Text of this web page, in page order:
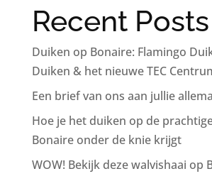
Recent Posts
Duiken op Bonaire: Flamingo
Duiken & het nieuwe TEC
Een brief van ons aan jullie
Hoe je het duiken op de
Bonaire onder de knie krijgt
WOW! Bekijk deze walvishaai op